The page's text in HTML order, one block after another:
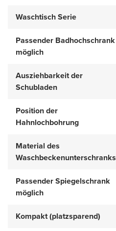
Waschtisch Serie
Passender Badhochschrank
möglich
Ausziehbarkeit der
Schubladen
Position der
Hahnlochbohrung
Material des
Waschbeckenunterschranks
Passender Spiegelschrank
möglich
Kompakt (platzsparend)